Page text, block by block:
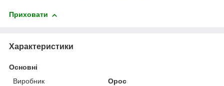
Приховати
Характеристики
Основні
Виробник
Орос